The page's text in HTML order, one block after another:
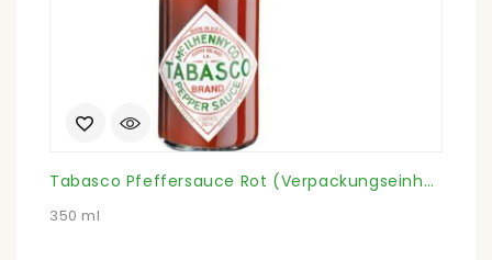
Tabasco Pfeffersauce Rot (Verpackungseinheit)
350 ml